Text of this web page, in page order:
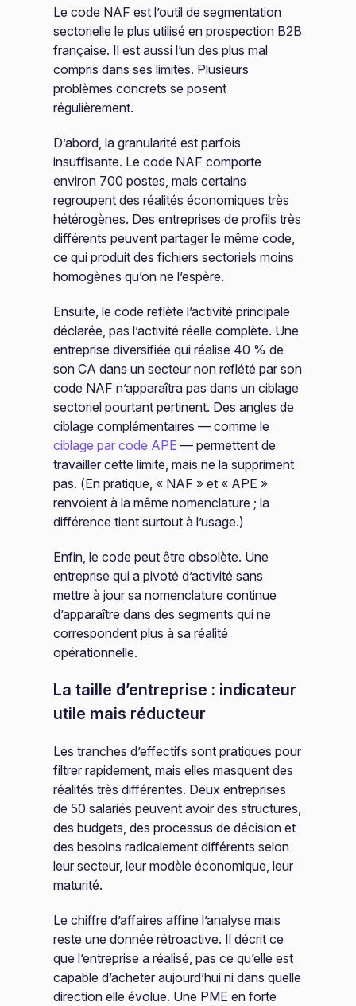
Le code NAF est l’outil de segmentation
sectorielle le plus utilisé en prospection B2B
française. Il est aussi l’un des plus mal
compris dans ses limites. Plusieurs
problèmes concrets se posent
régulièrement.
D’abord, la granularité est parfois
insuffisante. Le code NAF comporte
environ 700 postes, mais certains
regroupent des réalités économiques très
hétérogènes. Des entreprises de profils très
différents peuvent partager le même code,
ce qui produit des fichiers sectoriels moins
homogènes qu’on ne l’espère.
Ensuite, le code reflète l’activité principale
déclarée, pas l’activité réelle complète. Une
entreprise diversifiée qui réalise 40 % de
son CA dans un secteur non reflété par son
code NAF n’apparaîtra pas dans un ciblage
sectoriel pourtant pertinent. Des angles de
ciblage complémentaires — comme le
ciblage par code APE — permettent de
travailler cette limite, mais ne la suppriment
pas. (En pratique, « NAF » et « APE »
renvoient à la même nomenclature ; la
différence tient surtout à l’usage.)
Enfin, le code peut être obsolète. Une
entreprise qui a pivoté d’activité sans
mettre à jour sa nomenclature continue
d’apparaître dans des segments qui ne
correspondent plus à sa réalité
opérationnelle.
La taille d’entreprise : indicateur
utile mais réducteur
Les tranches d’effectifs sont pratiques pour
filtrer rapidement, mais elles masquent des
réalités très différentes. Deux entreprises
de 50 salariés peuvent avoir des structures,
des budgets, des processus de décision et
des besoins radicalement différents selon
leur secteur, leur modèle économique, leur
maturité.
Le chiffre d’affaires affine l’analyse mais
reste une donnée rétroactive. Il décrit ce
que l’entreprise a réalisé, pas ce qu’elle est
capable d’acheter aujourd’hui ni dans quelle
direction elle évolue. Une PME en forte